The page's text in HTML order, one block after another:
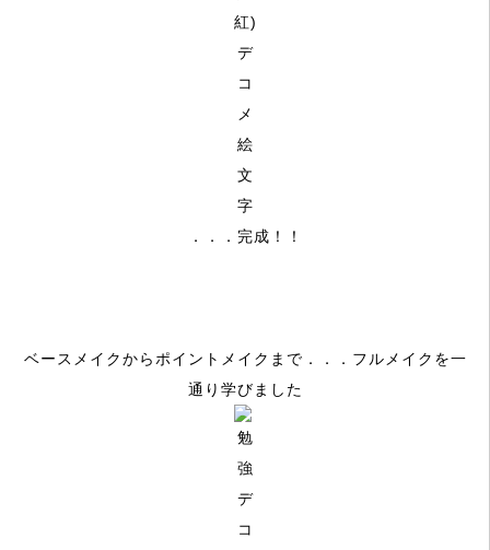
．．．完成！！
ベースメイクからポイントメイクまで．．． フルメイクを一
通り学びました